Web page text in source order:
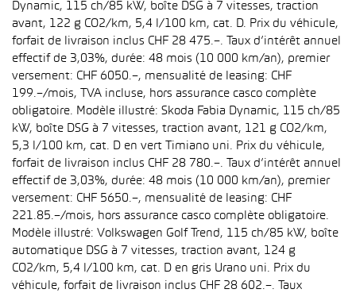
Dynamic, 115 ch/85 kW, boîte DSG à 7 vitesses, traction
avant, 122 g CO2/km, 5,4 l/100 km, cat. D. Prix du véhicule,
forfait de livraison inclus CHF 28 475.–. Taux d’intérêt annuel
effectif de 3,03%, durée: 48 mois (10 000 km/an), premier
versement: CHF 6050.–, mensualité de leasing: CHF
199.–/mois, TVA incluse, hors assurance casco complète
obligatoire. Modèle illustré: Skoda Fabia Dynamic, 115 ch/85
kW, boîte DSG à 7 vitesses, traction avant, 121 g CO2/km,
5,3 l/100 km, cat. D en vert Timiano uni. Prix du véhicule,
forfait de livraison inclus CHF 28 780.–. Taux d’intérêt annuel
effectif de 3,03%, durée: 48 mois (10 000 km/an), premier
versement: CHF 5650.–, mensualité de leasing: CHF
221.85.–/mois, hors assurance casco complète obligatoire.
Modèle illustré: Volkswagen Golf Trend, 115 ch/85 kW, boîte
automatique DSG à 7 vitesses, traction avant, 124 g
CO2/km, 5,4 l/100 km, cat. D en gris Urano uni. Prix du
véhicule, forfait de livraison inclus CHF 28 602.–. Taux